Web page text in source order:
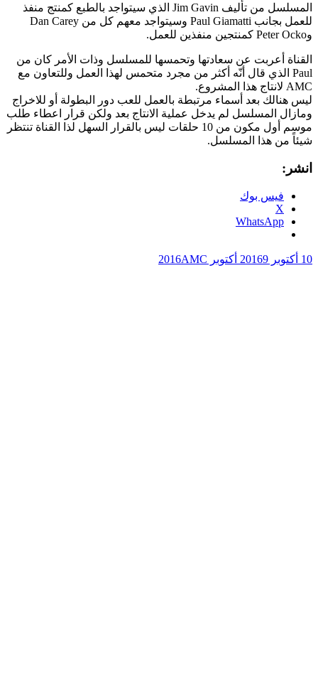
المسلسل من تأليف Jim Gavin الذي سيتواجد بالطبع كمنتج منفذ
للعمل بجانب Paul Giamatti وسيتواجد معهم كل من Dan Carey
وPeter Ocko كمنتجين منفذين للعمل.
القناة أعربت عن سعادتها وتحمسها للمسلسل وذات الأمر كان من
Paul الذي قال أنّه أكثر من مجرد متحمس لهذا العمل وللتعاون مع
AMC لانتاج هذا المشروع.
ليس هنالك بعد أسماء مرتبطة بالعمل للعب دور البطولة أو للاخراج
ومازال المسلسل لم يدخل عملية الانتاج بعد ولكن قرار اعطاء طلب
موسم أول مكون من 10 حلقات ليس بالقرار السهل لذا القناة تنتظر
شيئاً من هذا المسلسل.
انشر:
فيس بوك
X
WhatsApp
10 أكتوبر 2016 9 أكتوبر 2016 AMC